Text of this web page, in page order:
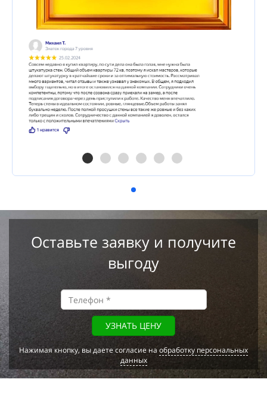
Оставьте заявку и получите
выгоду
УЗНАТЬ ЦЕНУ
Нажимая кнопку, вы даете согласие наобработку персональных
данных